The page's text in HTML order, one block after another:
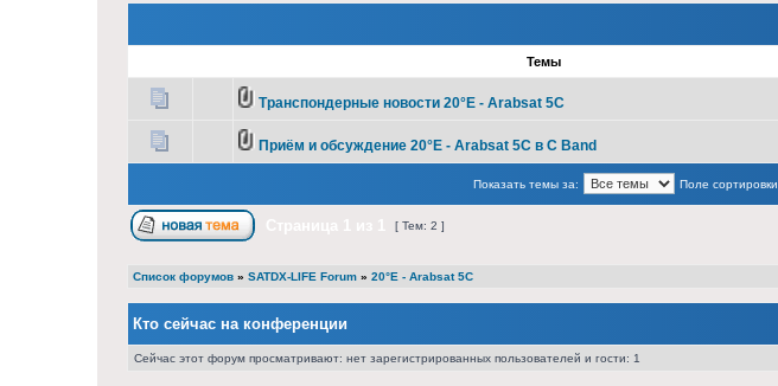
Темы
Транспондерные новости 20°E - Arabsat 5C
Приём и обсуждение 20°E - Arabsat 5C в С Band
Показать темы за: Поле сортировки
[ Тем: 2 ]
Список форумов » SATDX-LIFE Forum » 20°E - Arabsat 5C
Кто сейчас на конференции
Сейчас этот форум просматривают: нет зарегистрированных пользователей и гости: 1